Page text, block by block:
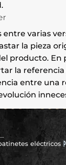
entre varias
la pieza
producto. En
la
entre una
eléctricos